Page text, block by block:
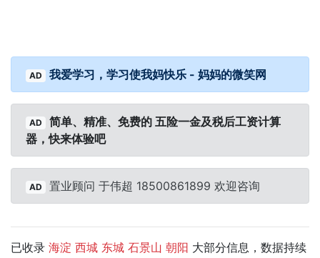
AD 我爱学习，学习使我妈快乐 - 妈妈的微笑网
AD
简单、精准、免费的 五险一金及税后工资计算
器，快来体验吧
AD 置业顾问 于伟超 18500861899 欢迎咨询
已收录 海淀 西城 东城 石景山 朝阳 大部分信息，数据持续